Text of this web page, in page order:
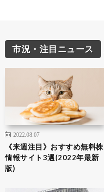
市況・注目ニュース
2022.08.07
《来週注目》おすすめ無料株
情報サイト3選(2022年最新
版)